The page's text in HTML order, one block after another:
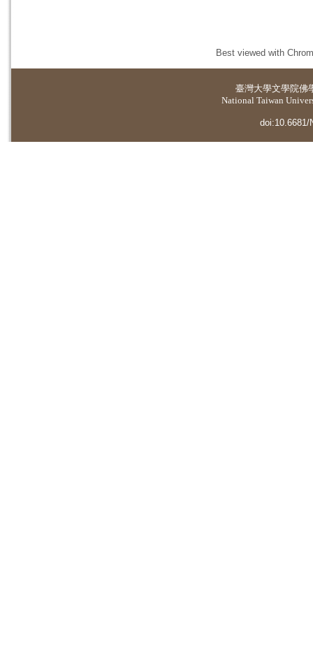
Best viewed with
臺灣大學文學院佛
National Taiwan
doi:10.6681/